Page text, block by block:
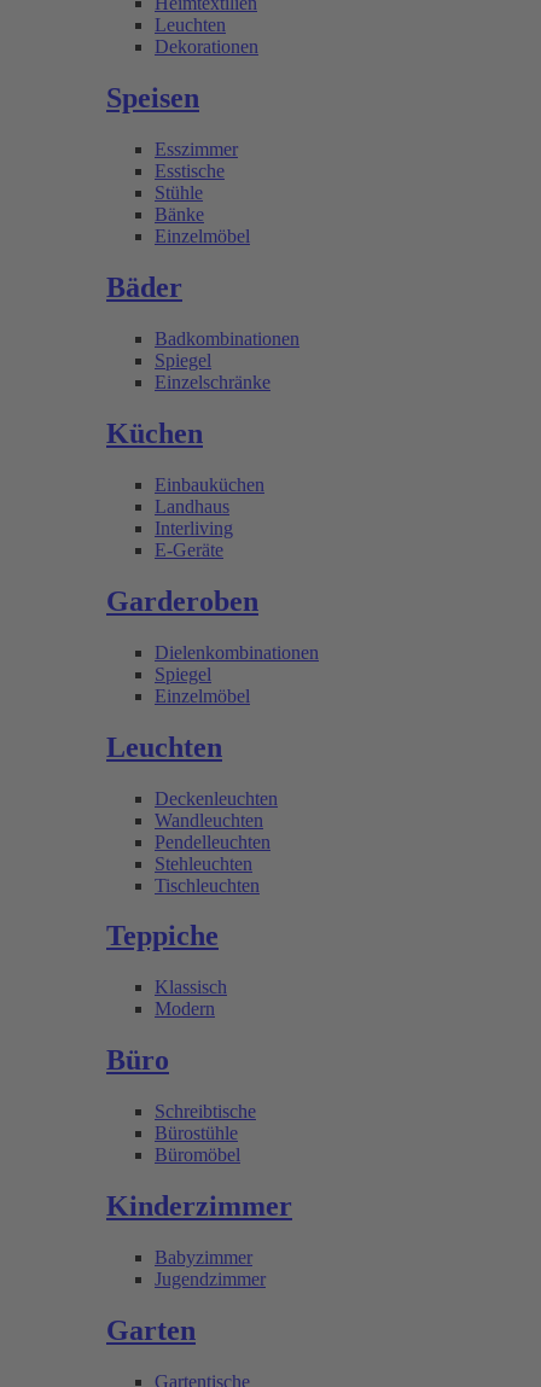
Leuchten
Dekorationen
Speisen
Esszimmer
Esstische
Stühle
Bänke
Einzelmöbel
Bäder
Badkombinationen
Spiegel
Einzelschränke
Küchen
Einbauküchen
Landhaus
Interliving
E-Geräte
Garderoben
Dielenkombinationen
Spiegel
Einzelmöbel
Leuchten
Deckenleuchten
Wandleuchten
Pendelleuchten
Stehleuchten
Tischleuchten
Teppiche
Klassisch
Modern
Büro
Schreibtische
Bürostühle
Büromöbel
Kinderzimmer
Babyzimmer
Jugendzimmer
Garten
Gartentische